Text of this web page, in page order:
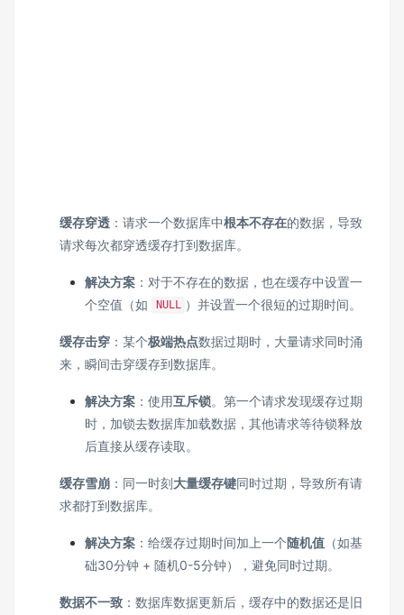
缓存穿透 ：请求一个数据库中根本不存在的数据，导致
请求每次都穿透缓存打到数据库。
解决方案 ：对于不存在的数据，也在缓存中设置一
个空值（如
NULL ）并设置一个很短的过期时间。
缓存击穿 ：某个极端热点数据过期时，大量请求同时涌
来，瞬间击穿缓存到数据库。
解决方案 ：使用互斥锁。第一个请求发现缓存过期
时，加锁去数据库加载数据，其他请求等待锁释放
后直接从缓存读取。
缓存雪崩 ：同一时刻大量缓存键同时过期，导致所有请
求都打到数据库。
解决方案 ：给缓存过期时间加上一个随机值 （如基
础30分钟 + 随机0-5分钟），避免同时过期。
数据不一致 ：数据库数据更新后，缓存中的数据还是旧